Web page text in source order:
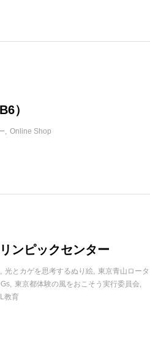
）
Online Shop
ンピックセンター
光とカゲを思考するぬり絵
東京青山ロータ
東京都体験の風をおこそう実行委員会
教育